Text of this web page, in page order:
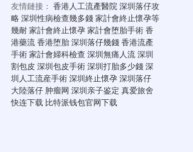
友情鏈接： 香港人工流產醫院深圳落仔攻
略 深圳性病檢查幾多錢家計會終止懷孕等
幾耐家計會終止懷孕家計會堕胎手術香
港藥流香港堕胎深圳落仔幾錢香港流產
手術家計會婦科檢查 深圳無痛人流深圳
割包皮 深圳包皮手術深圳打胎多少錢深
圳人工流産手術深圳終止懷孕深圳落仔
大陸落仔 肿瘤网 深圳亲子鉴定 真爱旅舍
快连下载 比特派钱包官网下载